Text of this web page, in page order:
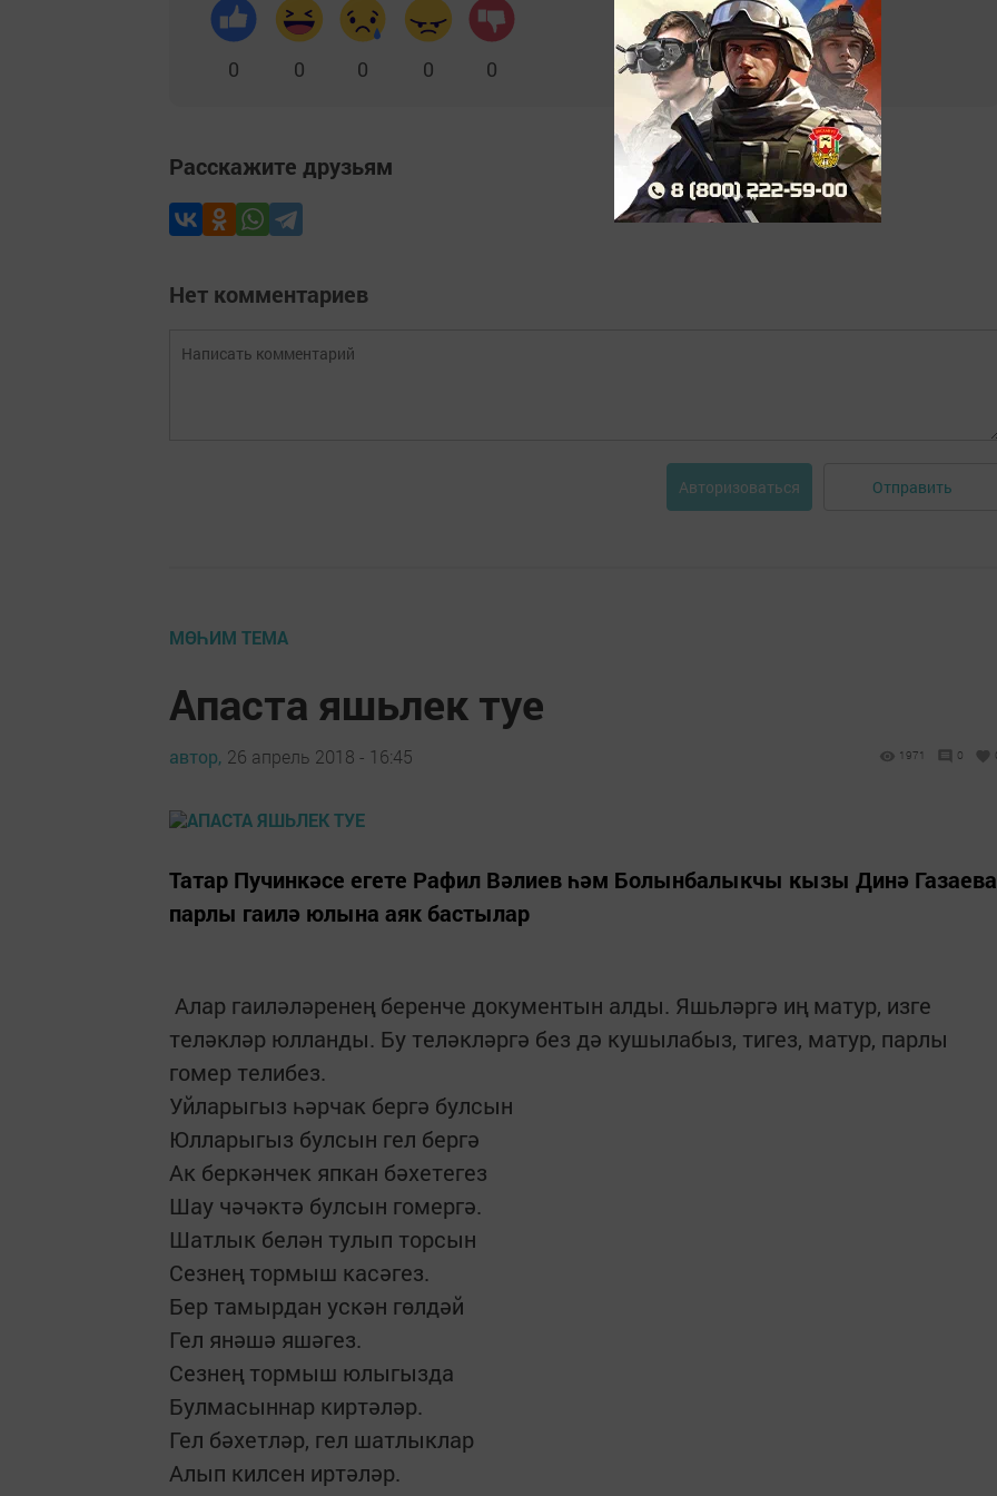
0 0 0 0 0
Расскажите друзьям
Нет комментариев
Авторизоваться Отправить
МӨҺИМ ТЕМА
Апаста яшьлек туе
автор, 26 апрель 2018 - 16:45 1971 0
Татар Пучинкәсе егете Рафил Вәлиев һәм Болынбалыкчы кызы Динә Газаева
парлы гаилә юлына аяк бастылар
Алар гаиләләренең беренче документын алды. Яшьләргә иң матур, изге
теләкләр юлланды. Бу теләкләргә без дә кушылабыз, тигез, матур, парлы
гомер телибез.
Уйларыгыз һәрчак бергә булсын
Юлларыгыз булсын гел бергә
Ак беркәнчек япкан бәхетегез
Шау чәчәктә булсын гомергә.
Шатлык белән тулып торсын
Сезнең тормыш касәгез.
Бер тамырдан ускән гөлдәй
Гел янәшә яшәгез.
Сезнең тормыш юлыгызда
Булмасыннар киртәләр.
Гел бәхетләр, гел шатлыклар
Алып килсен иртәләр.